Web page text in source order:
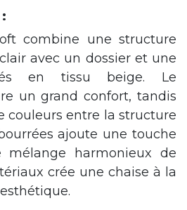
combine une structure
avec un dossier et une
en tissu beige. Le
un grand confort, tandis
couleurs entre la structure
ajoute une touche
mélange harmonieux de
crée une chaise à la